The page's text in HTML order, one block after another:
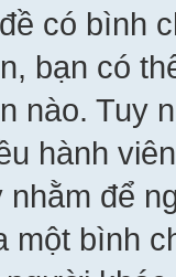
có bình
bạn có
nào. Tuy
hành
để
một bình